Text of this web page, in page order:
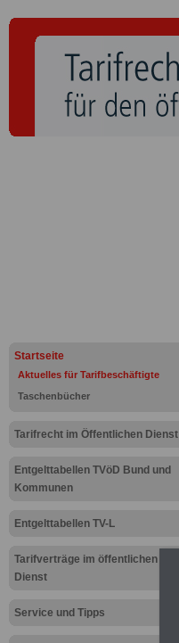
Startseite
Aktuelles für Tarifbeschäftigte
Taschenbücher
Tarifrecht im Öffentlichen Dienst
Entgelttabellen TVöD Bund und
Kommunen
Entgelttabellen TV-L
Tarifverträge im öffentlichen
Dienst
Service und Tipps